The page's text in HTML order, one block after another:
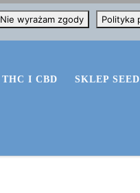
THC I CBD SKLEP
Nie wyrażam zgody Polityka